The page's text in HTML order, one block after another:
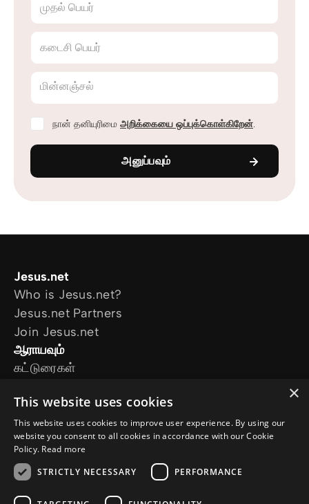
முதல் பெயர்
கடைசி பெயர்
மின்னஞ்சல்
நான் தனியுரிமை அறிக்கையை ஒப்புக்கொள்கிறேன்.
அனுப்பவும்
Jesus.net
Who is Jesus.net?
Jesus.net Partners
Join Jesus.net
ஆராயவும்
கட்டுரைகள்
எங்களது திட்டங்கள்
எனக்கு ஒரு கேள்வி இருக்கிறது
எங்களை பின்பற்றவும்
×
This website uses cookies
This website uses cookies to improve user experience. By using our
website you consent to all cookies in accordance with our Cookie
Policy. Read more
STRICTLY NECESSARY
PERFORMANCE